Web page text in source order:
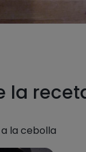
la
la cebolla